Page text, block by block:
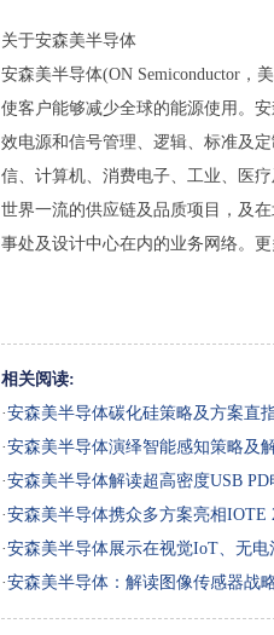
关于安森美半导体
安森美半导体(ON Semiconductor，
使客户能够减少全球的能源使用。
效电源和信号管理、逻辑、标准及
信、计算机、消费电子、工业、医
世界一流的供应链及品质项目，及
事处及设计中心在内的业务网络。更
相关阅读:
·安森美半导体碳化硅策略及方案直
·安森美半导体演绎智能感知策略及
·安森美半导体解读超高密度USB
·安森美半导体携众多方案亮相IOTE
·安森美半导体展示在视觉IoT、无
·安森美半导体：解读图像传感器战